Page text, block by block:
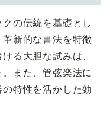
の伝統を基礎とし
新的な書法を特徴
る大胆な試みは、
また、管弦楽法に
特性を活かした効